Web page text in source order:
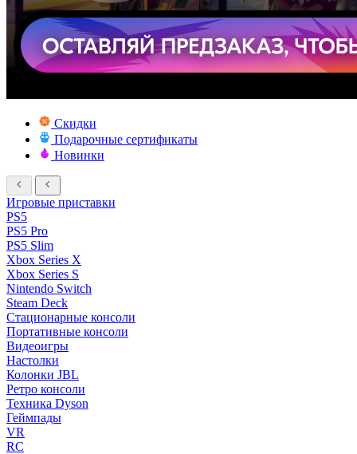
Скидки
Подарочные сертификаты
Новинки
Игровые приставки
PS5
PS5 Pro
PS5 Slim
Xbox Series X
Xbox Series S
Nintendo Switch
Steam Deck
Стационарные консоли
Портативные консоли
Видеоигры
Настолки
Колонки JBL
Ретро консоли
Техника Dyson
Геймпады
VR
RC